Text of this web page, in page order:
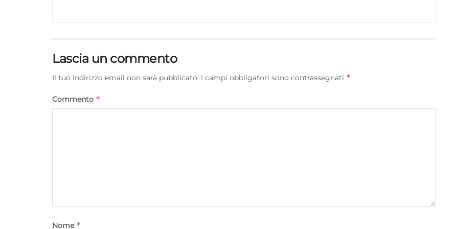
Lascia un commento
Il tuo indirizzo email non sarà pubblicato. I campi obbligatori sono contrassegnati *
Commento *
Nome *